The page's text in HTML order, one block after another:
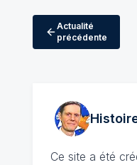
Actualité
précédente
Ce site a été